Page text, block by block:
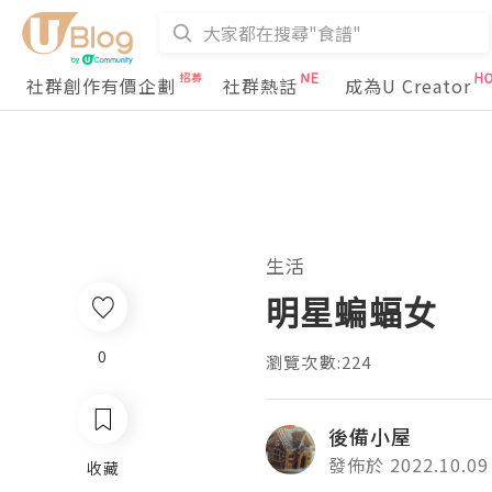
社群創作有價企劃 社群熱話 成為U Creator
生活
明星蝙蝠女
瀏覽次數:224
後備小屋
發佈於 2022.10.09
0
收藏